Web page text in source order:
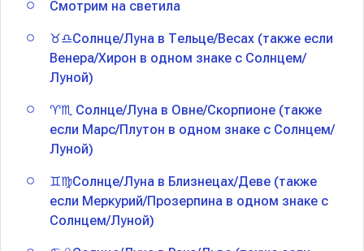
Смотрим на светила
♉♎Солнце/Луна в Тельце/Весах (также если
Венера/Хирон в одном знаке с Солнцем/
Луной)
♈♏ Солнце/Луна в Овне/Скорпионе (также
если Марс/Плутон в одном знаке с Солнцем/
Луной)
♊♍Солнце/Луна в Близнецах/Деве (также
если Меркурий/Прозерпина в одном знаке с
Солнцем/Луной)